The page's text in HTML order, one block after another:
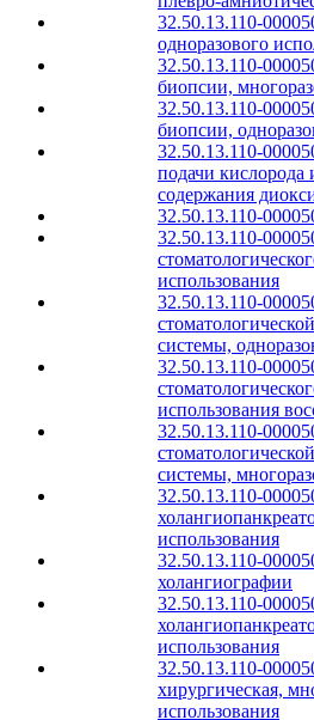
32.50.13.110-
одноразового
32.50.13.110-
биопсии,
32.50.13.110-
биопсии,
32.50.13.110-
подачи кислорода
содержания
32.50.13.110-
32.50.13.110-
использования
32.50.13.110-
системы,
32.50.13.110-
использования
32.50.13.110-
системы,
32.50.13.110-
использования
32.50.13.110-
холангиографии
32.50.13.110-
использования
32.50.13.110-
хирургическая,
использования